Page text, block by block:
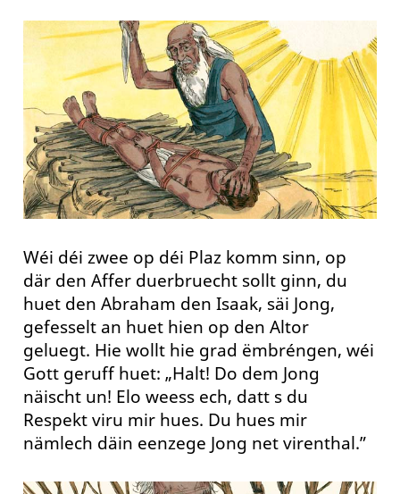
Wéi déi zwee op déi Plaz komm sinn, op
där den Affer duerbruecht sollt ginn, du
huet den Abraham den Isaak, säi Jong,
gefesselt an huet hien op den Altor
geluegt. Hie wollt hie grad ëmbréngen, wéi
Gott geruff huet: „Halt! Do dem Jong
näischt un! Elo weess ech, datt s du
Respekt viru mir hues. Du hues mir
nämlech däin eenzege Jong net virenthal.”